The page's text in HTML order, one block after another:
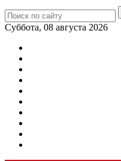
Суббота, 08 августа 2026